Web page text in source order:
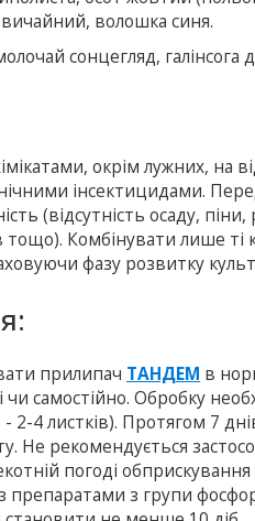
волошка синя.
сонцегляд, галінсога
окрім лужних, на
інсектицидами.
(відсутність осаду,
Комбінувати лише
фазу розвитку
прилипач ТАНДЕМ в
самостійно. Обробку
- 2-4 листків). Протягом 7
Не рекомендується
погоді
з групи